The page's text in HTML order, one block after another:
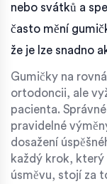
nebo svátků a
často mění
že je lze snadno
Gumičky na
ortodoncii, ale
pacienta.
pravidelné
dosažení
každý krok, který
úsměvu, stojí za